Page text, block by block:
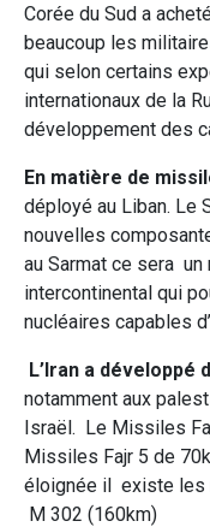
Corée du Sud a
beaucoup les
qui selon certains
internationaux de la
développement des
En matière de
déployé au Liban. Le
nouvelles
au Sarmat ce sera
intercontinental qui
nucléaires capables
L’Iran a développé
notamment aux
Israël. Le Missiles
Missiles Fajr 5 de
éloignée il existe les
M 302 (160km)